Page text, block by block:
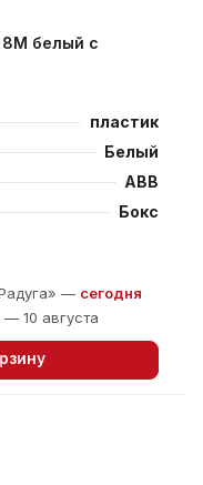
8М белый с
пластик
Белый
ABB
Бокс
— сегодня
10 августа